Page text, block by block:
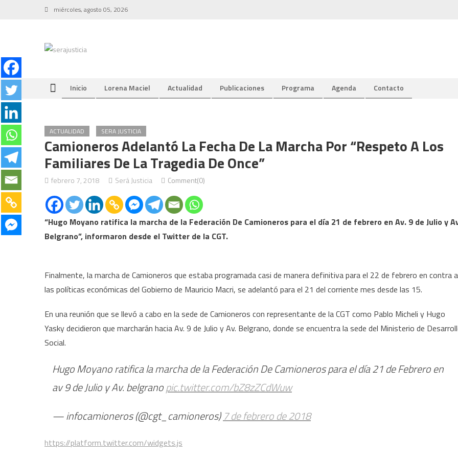
miércoles, agosto 05, 2026
Inicio Lorena Maciel Actualidad Publicaciones Programa Agenda Contacto
ACTUALIDAD SERA JUSTICIA
Camioneros Adelantó La Fecha De La Marcha Por “respeto A Los
Familiares De La Tragedia De Once”
febrero 7, 2018 Será Justicia Comment(0)
“Hugo Moyano ratifica la marcha de la Federación De Camioneros para el día 21 de febrero en Av. 9 de Julio y
Belgrano”, informaron desde el Twitter de la CGT.
Finalmente, la marcha de Camioneros que estaba programada casi de manera definitiva para el 22 de febrero en contra a
las políticas económicas del Gobierno de Mauricio Macri, se adelantó para el 21 del corriente mes desde las 15.
En una reunión que se llevó a cabo en la sede de Camioneros con representante de la CGT como Pablo Micheli y Hugo
Yasky decidieron que marcharán hacia Av. 9 de Julio y Av. Belgrano, donde se encuentra la sede del Ministerio de
Social.
Hugo Moyano ratifica la marcha de la Federación De Camioneros para el día 21 de Febrero en
av 9 de Julio y Av. belgranopic.twitter.com/bZ8zZCdWuw
— infocamioneros (@cgt_camioneros)7 de febrero de 2018
https://platform.twitter.com/widgets.js